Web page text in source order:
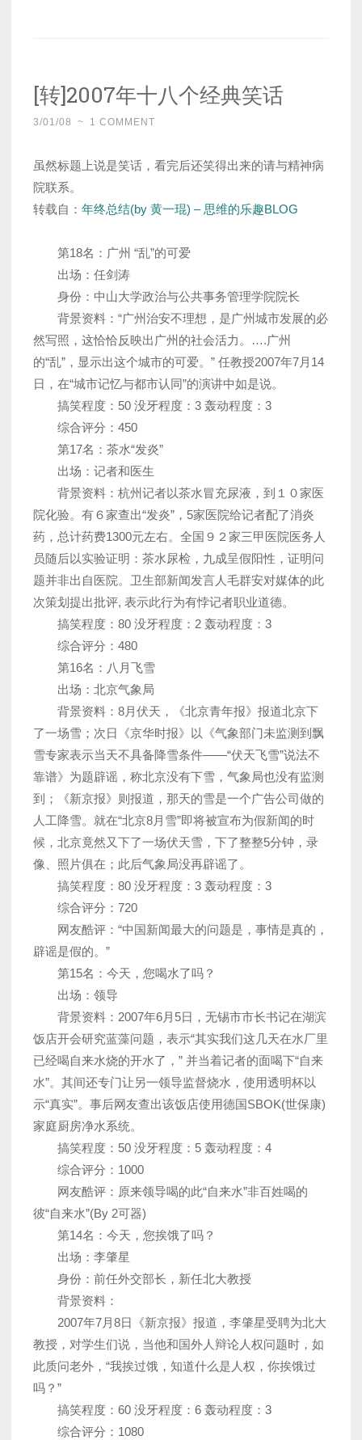
[转]2007年十八个经典笑话
3/01/08 ~ 1 COMMENT
虽然标题上说是笑话，看完后还笑得出来的请与精神病
院联系。
转载自： 年终总结(by 黄一琨) – 思维的乐趣BLOG
第18名：广州 “乱”的可爱
出场：任剑涛
身份：中山大学政治与公共事务管理学院院长
背景资料：“广州治安不理想，是广州城市发展的必
然写照，这恰恰反映出广州的社会活力。….广州
的“乱”，显示出这个城市的可爱。” 任教授2007年7月14
日，在“城市记忆与都市认同”的演讲中如是说。
搞笑程度：50 没牙程度：3 轰动程度：3
综合评分：450
第17名：茶水“发炎”
出场：记者和医生
背景资料：杭州记者以茶水冒充尿液，到１０家医
院化验。有６家查出“发炎”，5家医院给记者配了消炎
药，总计药费1300元左右。全国９２家三甲医院医务人
员随后以实验证明：茶水尿检，九成呈假阳性，证明问
题并非出自医院。卫生部新闻发言人毛群安对媒体的此
次策划提出批评, 表示此行为有悖记者职业道德。
搞笑程度：80 没牙程度：2 轰动程度：3
综合评分：480
第16名：八月飞雪
出场：北京气象局
背景资料：8月伏天，《北京青年报》报道北京下
了一场雪；次日《京华时报》以《气象部门未监测到飘
雪专家表示当天不具备降雪条件——“伏天飞雪”说法不
靠谱》为题辟谣，称北京没有下雪，气象局也没有监测
到；《新京报》则报道，那天的雪是一个广告公司做的
人工降雪。就在“北京8月雪”即将被宣布为假新闻的时
候，北京竟然又下了一场伏天雪，下了整整5分钟，录
像、照片俱在；此后气象局没再辟谣了。
搞笑程度：80 没牙程度：3 轰动程度：3
综合评分：720
网友酷评：“中国新闻最大的问题是，事情是真的，
辟谣是假的。”
第15名：今天，您喝水了吗？
出场：领导
背景资料：2007年6月5日，无锡市市长书记在湖滨
饭店开会研究蓝藻问题，表示“其实我们这几天在水厂里
已经喝自来水烧的开水了，” 并当着记者的面喝下“自来
水”。其间还专门让另一领导监督烧水，使用透明杯以
示“真实”。事后网友查出该饭店使用德国SBOK(世保康)
家庭厨房净水系统。
搞笑程度：50 没牙程度：5 轰动程度：4
综合评分：1000
网友酷评：原来领导喝的此“自来水”非百姓喝的
彼“自来水”(By 2可器)
第14名：今天，您挨饿了吗？
出场：李肇星
身份：前任外交部长，新任北大教授
背景资料：
2007年7月8日《新京报》报道，李肇星受聘为北大
教授，对学生们说，当他和国外人辩论人权问题时，如
此质问老外，“我挨过饿，知道什么是人权，你挨饿过
吗？”
搞笑程度：60 没牙程度：6 轰动程度：3
综合评分：1080